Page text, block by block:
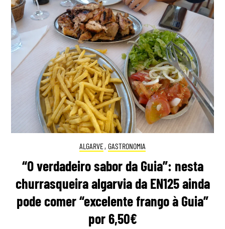
ALGARVE, GASTRONOMIA
“O verdadeiro sabor da Guia”: nesta
churrasqueira algarvia da EN125 ainda
pode comer “excelente frango à Guia”
por 6,50€